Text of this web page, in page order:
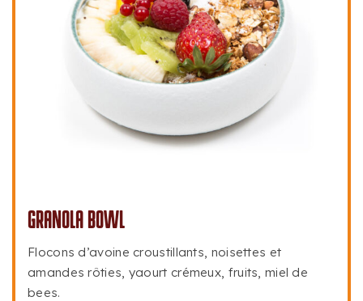
GRANOLA BOWL
Flocons d’avoine croustillants, noisettes et
amandes rôties, yaourt crémeux, fruits, miel de
bees.